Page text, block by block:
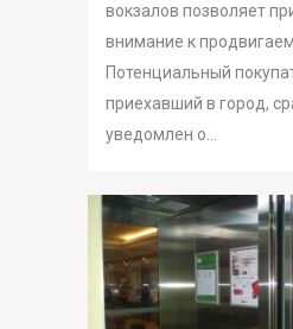
вокзалов позволяет
внимание к
Потенциальный
приехавший в город,
уведомлен о...